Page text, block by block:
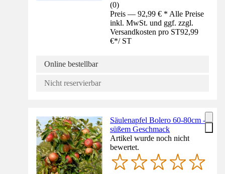
(0)
Preis — 92,99 € * Alle Preise
inkl. MwSt. und ggf. zzgl.
Versandkosten pro ST92,99
€*/ ST
Online bestellbar
Nicht reservierbar
Säulenapfel Bolero 60-80cm -
süßem Geschmack
Artikel wurde noch nicht
bewertet.